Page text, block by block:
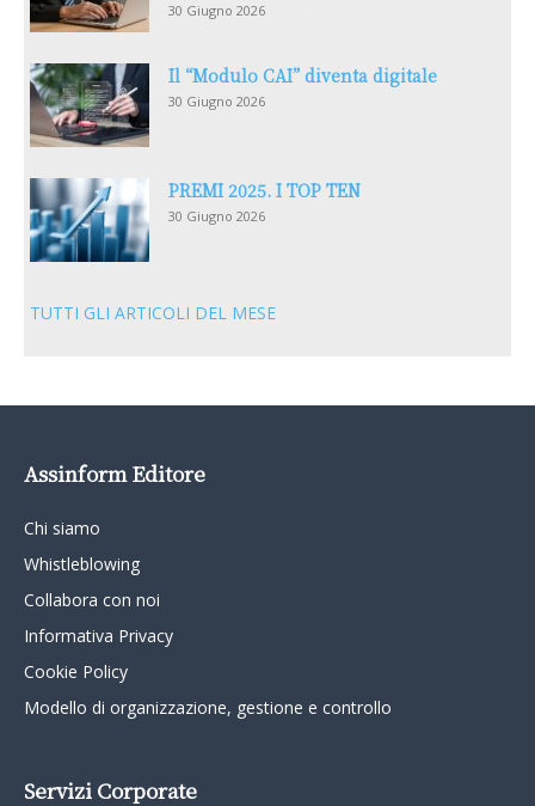
30 Giugno 2026
Il “Modulo CAI” diventa digitale
30 Giugno 2026
PREMI 2025. I TOP TEN
30 Giugno 2026
TUTTI GLI ARTICOLI DEL MESE
Assinform Editore
Chi siamo
Whistleblowing
Collabora con noi
Informativa Privacy
Cookie Policy
Modello di organizzazione, gestione e controllo
Servizi Corporate